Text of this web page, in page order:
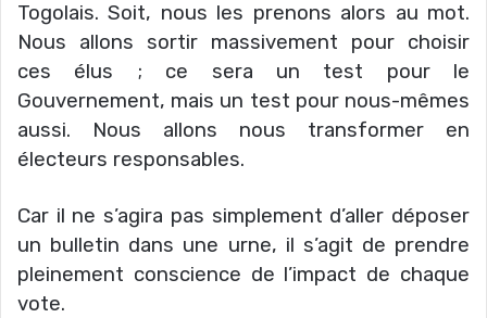
Togolais. Soit, nous les prenons alors au mot.
Nous allons sortir massivement pour choisir
ces élus ; ce sera un test pour le
Gouvernement, mais un test pour nous-mêmes
aussi. Nous allons nous transformer en
électeurs responsables.
Car il ne s’agira pas simplement d’aller déposer
un bulletin dans une urne, il s’agit de prendre
pleinement conscience de l’impact de chaque
vote.